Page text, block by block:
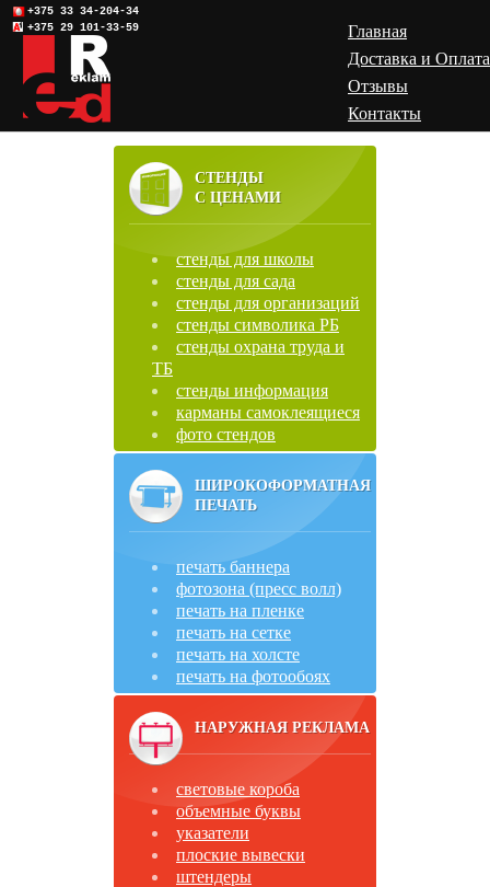
+375 33 34-204-34
+375 29 101-33-59
Главная
Доставка и Оплата
Отзывы
Контакты
СТЕНДЫ
С ЦЕНАМИ
стенды для школы
стенды для сада
стенды для организаций
стенды символика РБ
стенды охрана труда и
ТБ
стенды информация
карманы самоклеящиеся
фото стендов
ШИРОКОФОРМАТНАЯ
ПЕЧАТЬ
печать баннера
фотозона (пресс волл)
печать на пленке
печать на сетке
печать на холсте
печать на фотообоях
НАРУЖНАЯ РЕКЛАМА
световые короба
объемные буквы
указатели
плоские вывески
штендеры